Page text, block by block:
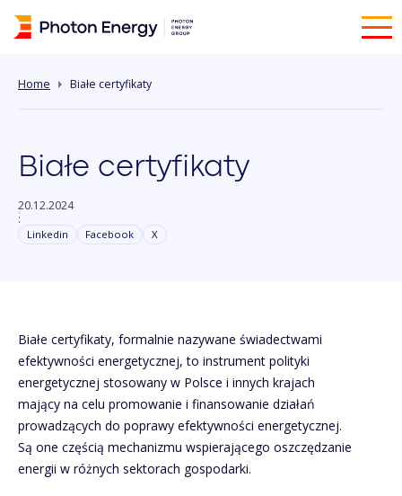
Home Białe certyfikaty
Białe certyfikaty
20.12.2024
:
Linkedin Facebook X
Białe certyfikaty, formalnie nazywane świadectwami
efektywności energetycznej, to instrument polityki
energetycznej stosowany w Polsce i innych krajach
mający na celu promowanie i finansowanie działań
prowadzących do poprawy efektywności energetycznej.
Są one częścią mechanizmu wspierającego oszczędzanie
energii w różnych sektorach gospodarki.